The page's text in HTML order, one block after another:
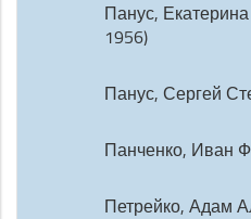
Панус,
1956)
Панус, Сергей
Панченко, Иван
Петрейко, Адам